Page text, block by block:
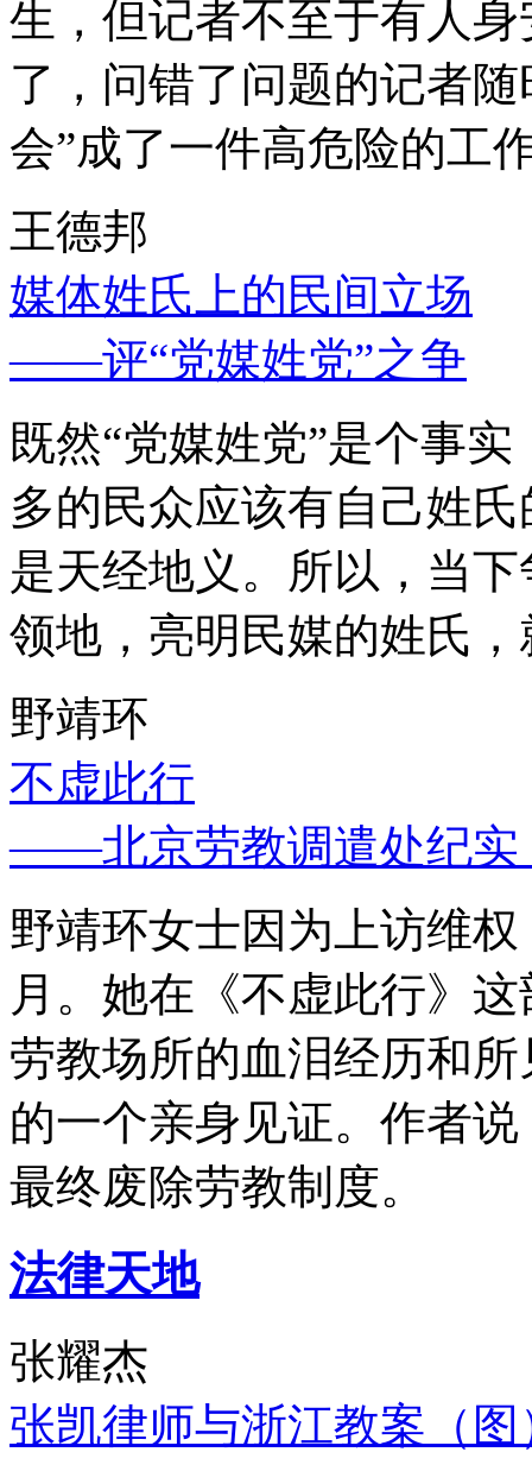
生，但记者不至于有人
了，问错了问题的记者
会”成了一件高危险的工
王德邦
媒体姓氏上的民间立场
——评“党媒姓党”之争
既然“党媒姓党”是个事
多的民众应该有自己姓
是天经地义。所以，当
领地，亮明民媒的姓氏
野靖环
不虚此行
——北京劳教调遣处纪实
野靖环女士因为上访维
月。她在《不虚此行》
劳教场所的血泪经历和
的一个亲身见证。作者
最终废除劳教制度。
法律天地
张耀杰
张凯律师与浙江教案（图